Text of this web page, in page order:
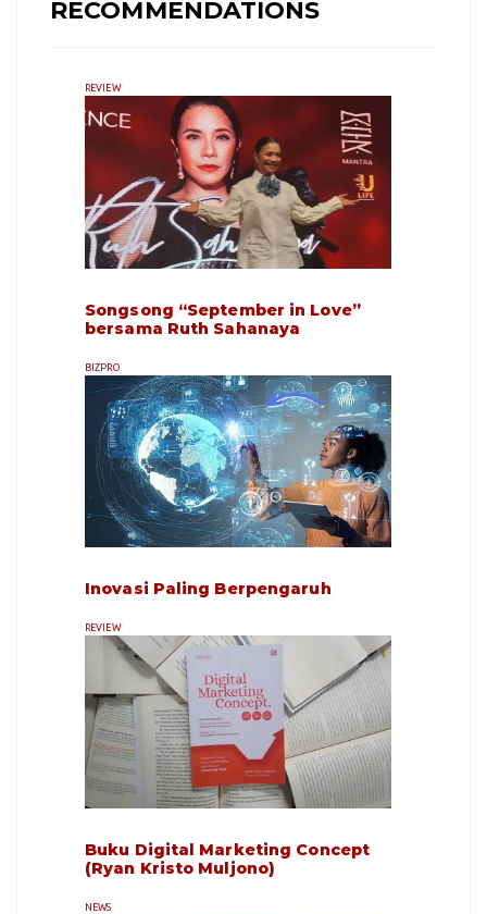
RECOMMENDATIONS
REVIEW
Songsong “September in Love”
bersama Ruth Sahanaya
BIZPRO
Inovasi Paling Berpengaruh
REVIEW
Buku Digital Marketing Concept
(Ryan Kristo Muljono)
NEWS